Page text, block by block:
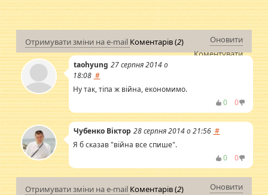
Отримувати зміни на e-mail Коментарів (2)
Оновити
Коментувати
taohyung 27 серпня 2014 о
18:08 #
Ну так, тіпа ж війна, економимо.
0
0
Чубенко Віктор 28 серпня 2014 о 21:56 #
Я б сказав "війна все спише".
0
0
Отримувати зміни на e-mail Коментарів (2)
Оновити